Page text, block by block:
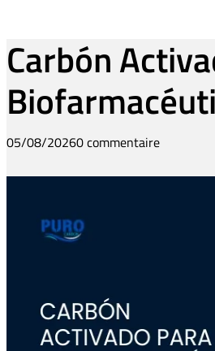
Carbón
05/08/20260 commentaire